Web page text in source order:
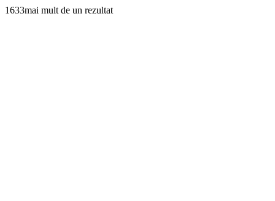
1633mai mult de un rezultat